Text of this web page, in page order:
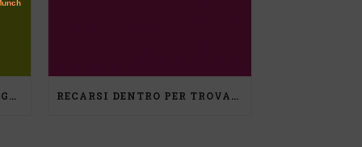
RIFLESSIONI DI DEBORA REGGIANI RECARSI DENTRO PER TROVARE NUOVO SPAZIO, UN PERCORSO DI MEDIAZIONE